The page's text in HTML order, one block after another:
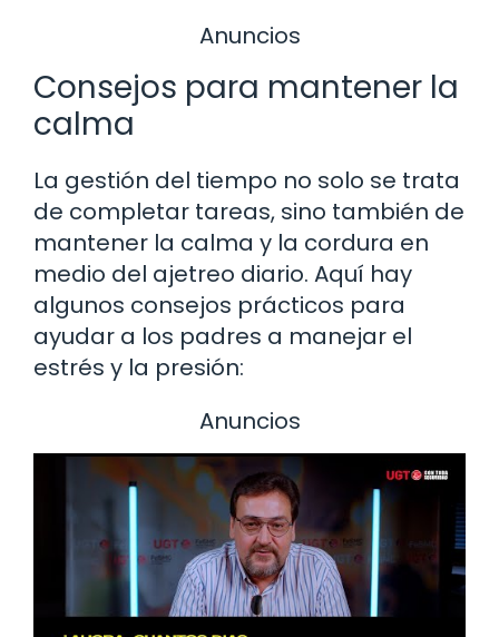
Anuncios
Consejos para mantener la
calma
La gestión del tiempo no solo se trata
de completar tareas, sino también de
mantener la calma y la cordura en
medio del ajetreo diario. Aquí hay
algunos consejos prácticos para
ayudar a los padres a manejar el
estrés y la presión:
Anuncios